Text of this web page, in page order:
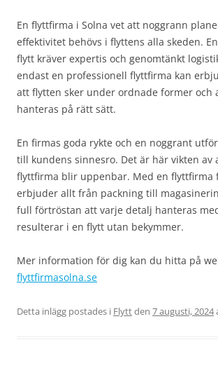
En flyttfirma i Solna vet att noggrann
effektivitet behövs i flyttens alla skeden.
flytt kräver expertis och genomtänkt
endast en professionell flyttfirma kan
att flytten sker under ordnade former och
hanteras på rätt sätt.
En firmas goda rykte och en noggrant
till kundens sinnesro. Det är här vikten av
flyttfirma blir uppenbar. Med en flyttfirma
erbjuder allt från packning till
full förtröstan att varje detalj hanteras
resulterar i en flytt utan bekymmer.
Mer information för dig kan du hitta på
flyttfirmasolna.se
Detta inlägg postades i Flyttden 7 augusti, 2024